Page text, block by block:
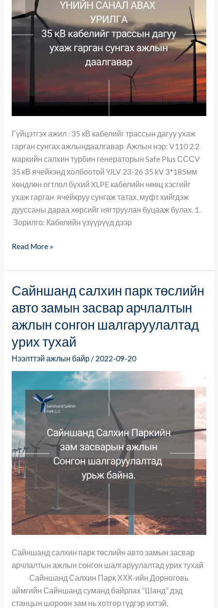
Гүйцэтгэх ажил : 35 кВ кабелийг трассын дагуу ухаж
гарган сунгах ажлындаалгавар Ажлын нэр: V110 2.2
маркийн салхин турбин генераторын Safe Plus СССV
35 кВ ячейкэнд холбоотой YJLV 23-26 35 kV 3*185мм
хөндлөн огтлол бүхий XLPE кабелийн нөөц хэсгийг
ухаж гарган ячейкруу сунгаж татах, муфт хийгдэж
дууссаны дараа хөрсийг нягтруулан буцааж булах. 1.
Зорилго: Кабелийн үзүүрүүд дээр
Read More »
Сайншанд салхин парк төслийн
авто замын засвар арчлалтын
ажлын сонгон шалгаруулалтад
урих тухай
Нээлттэй ажлын байр/ 2022-09-20
Сайншанд салхин парк төслийн авто замын засвар
арчлалтын ажлын сонгон шалгаруулалтад урих тухай
Сайншанд Салхин Парк ХХК-ийн Дорноговь
аймгийн Сайншанд суманд байрлах “Шанд” дэд
станцын шороон зам нь хотгор гүдгэр ихтэй,
Сайншанд
парк
төслийн
авто
замын
засвар
арчлалтын
ажлын
сонгон
шалгаруулалтад
урих
тухай